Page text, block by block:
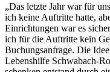
„Das letzte Jahr war für
ich keine Auftritte hatte,
Einrichtungen war es
ich für die Auftritte kein
Buchungsanfrage. Die
Lebenshilfe Schwabach-